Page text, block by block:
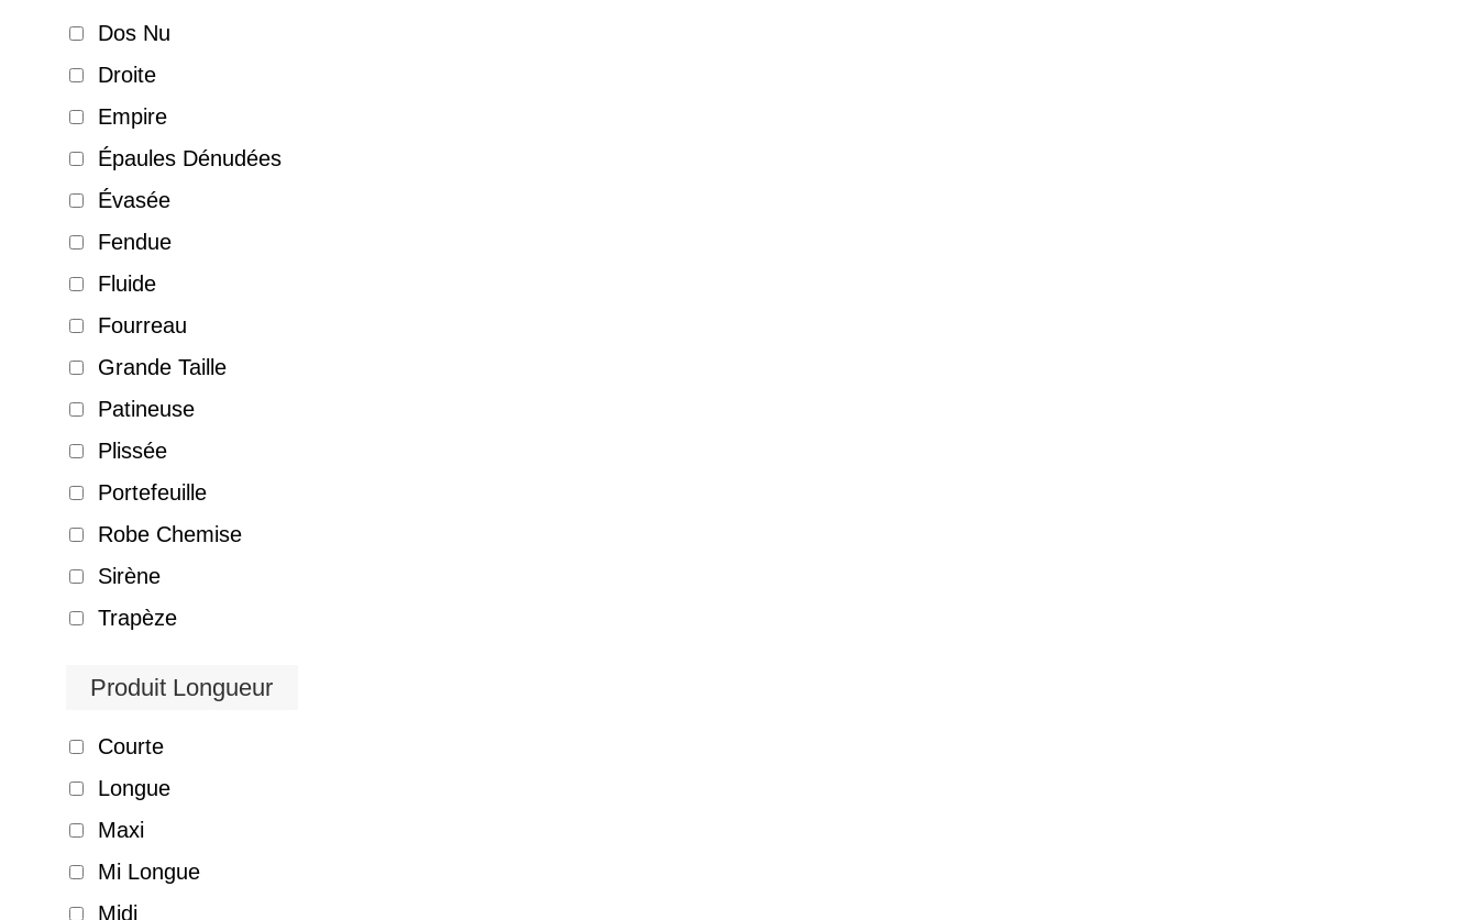
Dos Nu
Droite
Empire
Épaules Dénudées
Évasée
Fendue
Fluide
Fourreau
Grande Taille
Patineuse
Plissée
Portefeuille
Robe Chemise
Sirène
Trapèze
Produit Longueur
Courte
Longue
Maxi
Mi Longue
Midi